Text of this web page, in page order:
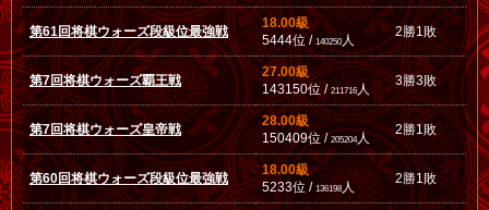
第61回将棋ウォーズ段級位最強戦
18.00級
5444位 /140250人
2勝1敗
第7回将棋ウォーズ覇王戦
27.00級
143150位 /211716人
3勝3敗
第7回将棋ウォーズ皇帝戦
28.00級
150409位 /205204人
2勝1敗
第60回将棋ウォーズ段級位最強戦
18.00級
5233位 / 136198人
2勝1敗